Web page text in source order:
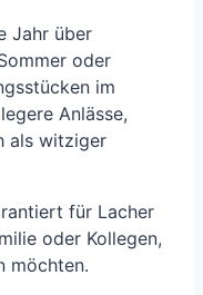
Jahr über
oder
im
Anlässe,
als witziger
für Lacher
oder Kollegen,
möchten.